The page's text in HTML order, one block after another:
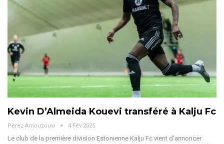
Kevin D’Almeida Kouevi transféré à Kalju Fc
Perez Amouzouvi 4 Fév 2025
Le club de la première division Estonienne Kalju Fc vient d’annoncer